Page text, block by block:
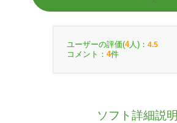
ユーザーの評価(4人)： 4.5
コメント： 4件
ソフト詳細説明